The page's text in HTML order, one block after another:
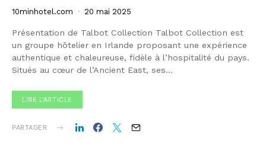
10minhotel.com 20 mai 2025
Présentation de Talbot Collection ‍Talbot Collection est
un groupe hôtelier en Irlande proposant une expérience
authentique et chaleureuse, fidèle à l’hospitalité du pays.
Situés au cœur de l’Ancient East, ses…
LIRE L'ARTICLE
PARTAGER